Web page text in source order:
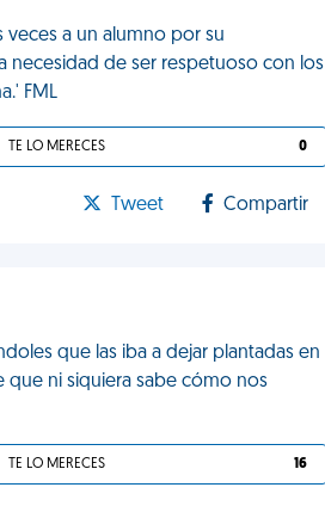
veces a un alumno por su
necesidad de ser respetuoso con los
FML
TE LO MERECES 0
Tweet Compartir
que las iba a dejar plantadas en
que ni siquiera sabe cómo nos
TE LO MERECES 16